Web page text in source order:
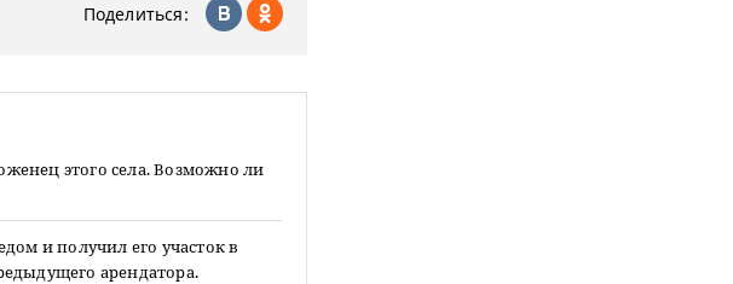
Поделиться:
этого села. Возможно ли
и получил его участок в
арендатора.